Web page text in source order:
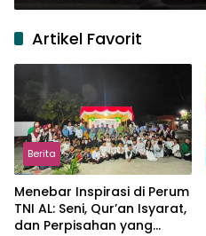
Artikel Favorit
Berita
Menebar Inspirasi di Perum
TNI AL: Seni, Qur’an Isyarat,
dan Perpisahan yang